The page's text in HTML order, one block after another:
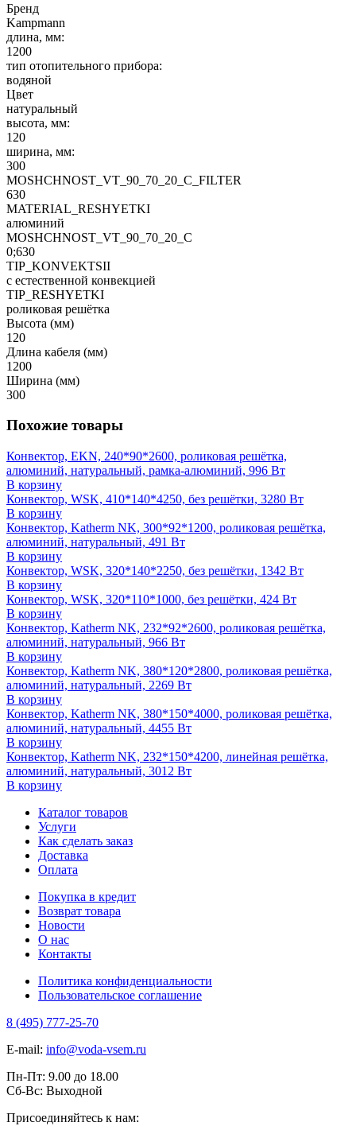
Бренд
Kampmann
длина, мм:
1200
тип отопительного прибора:
водяной
Цвет
натуральный
высота, мм:
120
ширина, мм:
300
MOSHCHNOST_VT_90_70_20_C_FILTER
630
MATERIAL_RESHYETKI
алюминий
MOSHCHNOST_VT_90_70_20_C
0;630
TIP_KONVEKTSII
с естественной конвекцией
TIP_RESHYETKI
роликовая решётка
Высота (мм)
120
Длина кабеля (мм)
1200
Ширина (мм)
300
Похожие товары
Конвектор, EKN, 240*90*2600, роликовая решётка,
алюминий, натуральный, рамка-алюминий, 996 Вт
В корзину
Конвектор, WSK, 410*140*4250, без решётки, 3280 Вт
В корзину
Конвектор, Katherm NK, 300*92*1200, роликовая решётка,
алюминий, натуральный, 491 Вт
В корзину
Конвектор, WSK, 320*140*2250, без решётки, 1342 Вт
В корзину
Конвектор, WSK, 320*110*1000, без решётки, 424 Вт
В корзину
Конвектор, Katherm NK, 232*92*2600, роликовая решётка,
алюминий, натуральный, 966 Вт
В корзину
Конвектор, Katherm NK, 380*120*2800, роликовая решётка,
алюминий, натуральный, 2269 Вт
В корзину
Конвектор, Katherm NK, 380*150*4000, роликовая решётка,
алюминий, натуральный, 4455 Вт
В корзину
Конвектор, Katherm NK, 232*150*4200, линейная решётка,
алюминий, натуральный, 3012 Вт
В корзину
Каталог товаров
Услуги
Как сделать заказ
Доставка
Оплата
Покупка в кредит
Возврат товара
Новости
О нас
Контакты
Политика конфиденциальности
Пользовательское соглашение
8 (495) 777-25-70
E-mail: info@voda-vsem.ru
Пн-Пт: 9.00 до 18.00
Сб-Вс: Выходной
Присоединяйтесь к нам: